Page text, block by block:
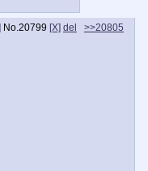
No.20799 [X] del
>>20805